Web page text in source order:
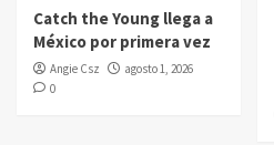
Catch the Young llega a
México por primera vez
Angie Csz
agosto 1, 2026
0